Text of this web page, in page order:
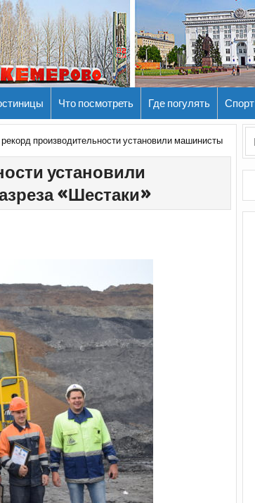
Что посмотреть Где погулять Спорт
производительности установили машинисты
установили
«Шестаки»